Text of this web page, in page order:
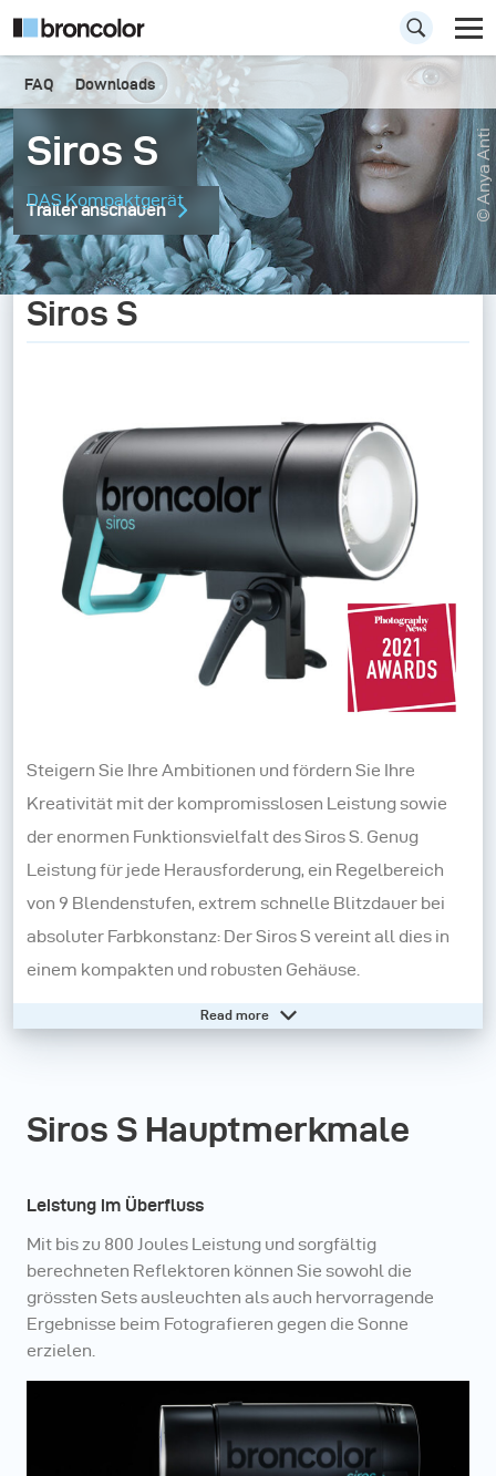
FAQ Downloads
Siros S
DAS Kompaktgerät
Trailer anschauen © Anya Anti
Siros S
Steigern Sie Ihre Ambitionen und fördern Sie Ihre
Kreativität mit der kompromisslosen Leistung sowie
der enormen Funktionsvielfalt des Siros S. Genug
Leistung für jede Herausforderung, ein Regelbereich
von 9 Blendenstufen, extrem schnelle Blitzdauer bei
absoluter Farbkonstanz: Der Siros S vereint all dies in
einem kompakten und robusten Gehäuse.
Darüber hinaus ist unser Spitzenkompaktgerät mit
Effizienz eröffnet.
Brauchen Sie Hilfe? - Besuchen Sie unsere Online-
Read more
Siros S Hauptmerkmale
Leistung im Überfluss
Mit bis zu 800 Joules Leistung und sorgfältig
berechneten Reflektoren können Sie sowohl die
grössten Sets ausleuchten als auch hervorragende
Ergebnisse beim Fotografieren gegen die Sonne
erzielen.